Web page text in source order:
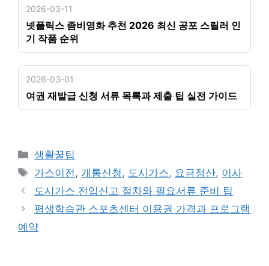
2026-03-11
넷플릭스 좀비영화 추천 2026 최신 공포 스릴러 인
기 작품 순위
2026-03-01
여권 재발급 신청 서류 목록과 제출 팁 실전 가이드
카
테
리
생활꿀팁
태
그
가스이전, 개통신청, 도시가스, 요금정산, 이사
도시가스 전입신고 절차와 필요서류 준비 팁
평생학습관 스포츠센터 이용권 가격과 프로그램
예약